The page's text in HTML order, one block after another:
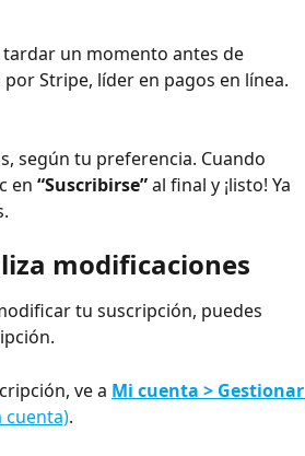
tardar un momento antes de
Stripe, líder en pagos en línea.
según tu preferencia. Cuando
en “Suscribirse” al final y ¡listo! Ya
modificaciones
tu suscripción, puedes
ve a Mi cuenta > Gestionar
cuenta).